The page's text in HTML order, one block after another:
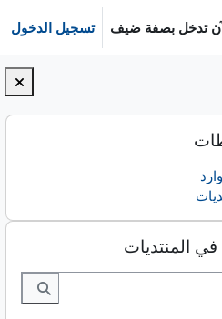
تدخل بصفة ضيف تسجيل الدخول
في المنتديات
المنتديات
بحث
بحث